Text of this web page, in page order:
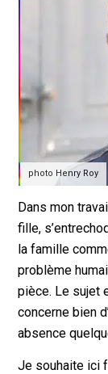
photo Henry Roy
Dans mon
fille,
la famille
problème
pièce. Le sujet
concerne bien
absence
Je souhaite ici